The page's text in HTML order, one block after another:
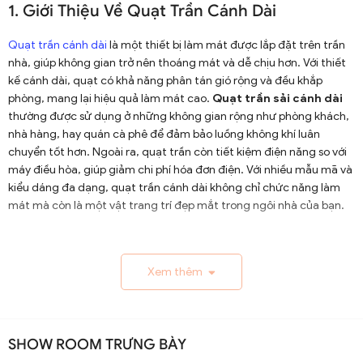
1. Giới Thiệu Về Quạt Trần Cánh Dài
Quạt trần cánh dài là một thiết bị làm mát được lắp đặt trên trần
nhà, giúp không gian trở nên thoáng mát và dễ chịu hơn. Với thiết
kế cánh dài, quạt có khả năng phân tán gió rộng và đều khắp
phòng, mang lại hiệu quả làm mát cao. Quạt trần sải cánh dài
thường được sử dụng ở những không gian rộng như phòng khách,
nhà hàng, hay quán cà phê để đảm bảo luồng không khí luân
chuyển tốt hơn. Ngoài ra, quạt trần còn tiết kiệm điện năng so với
máy điều hòa, giúp giảm chi phí hóa đơn điện. Với nhiều mẫu mã và
kiểu dáng đa dạng, quạt trần cánh dài không chỉ chức năng làm
mát mà còn là một vật trang trí đẹp mắt trong ngôi nhà của bạn.
1.1. Lịch Sử và Sự Phát Triển
pháp thông gió hiệu quả ở các khu vực nhiệt đới. Ban đầu
được làm thủ công và chạy bằng điện từ pin, chúng
Xem thêm
SHOW ROOM TRƯNG BÀY